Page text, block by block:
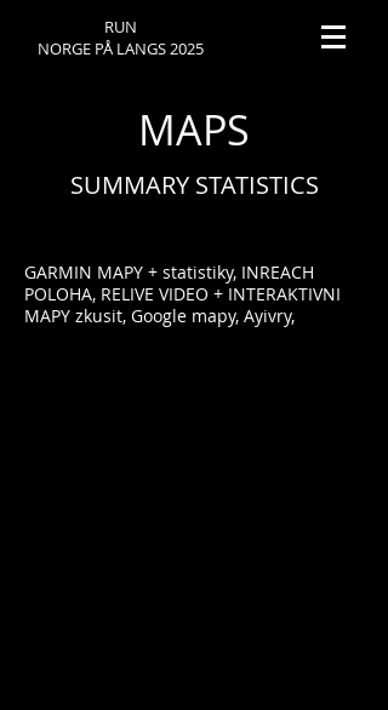
RUN
NORGE PÅ LANGS 2025
MAPS
SUMMARY STATISTICS
GARMIN MAPY + statistiky, INREACH
POLOHA, RELIVE VIDEO + INTERAKTIVNI
MAPY zkusit, Google mapy, Ayivry,